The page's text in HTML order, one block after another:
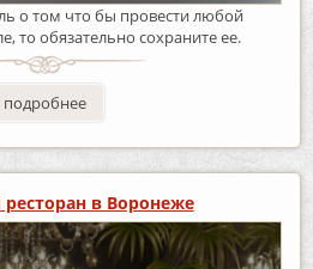
о том что бы провести любой
то обязательно сохраните ее.
подробнее
ресторан в Воронеже